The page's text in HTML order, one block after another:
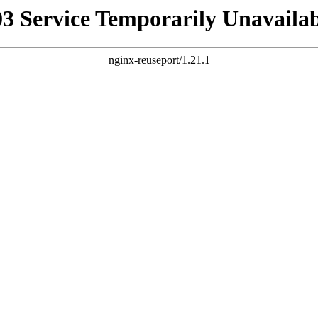
Service Temporarily
nginx-reuseport/1.21.1